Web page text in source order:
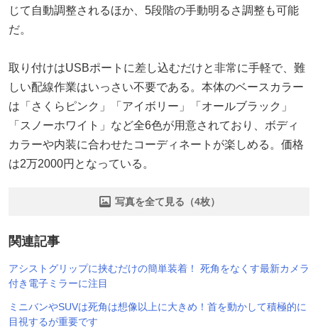
じて自動調整されるほか、5段階の手動明るさ調整も可能
だ。
取り付けはUSBポートに差し込むだけと非常に手軽で、難
しい配線作業はいっさい不要である。本体のベースカラー
は「さくらピンク」「アイボリー」「オールブラック」
「スノーホワイト」など全6色が用意されており、ボディ
カラーや内装に合わせたコーディネートが楽しめる。価格
は2万2000円となっている。
写真を全て見る（4枚）
関連記事
アシストグリップに挟むだけの簡単装着！ 死角をなくす最新カメラ
付き電子ミラーに注目
ミニバンやSUVは死角は想像以上に大きめ！首を動かして積極的に
目視するが重要です